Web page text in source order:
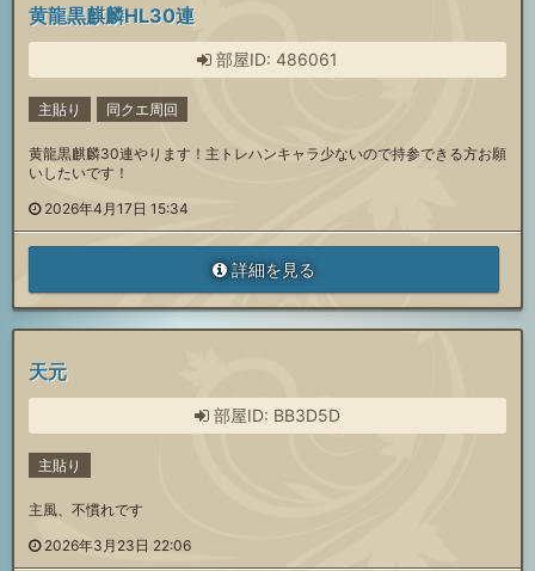
黄龍黒麒麟HL30連
部屋ID: 486061
主貼り 同クエ周回
黄龍黒麒麟30連やります！主トレハンキャラ少ないので持参できる方お願
いしたいです！
2026年4月17日 15:34
詳細を見る
天元
部屋ID: BB3D5D
主貼り
主風、不慣れです
2026年3月23日 22:06